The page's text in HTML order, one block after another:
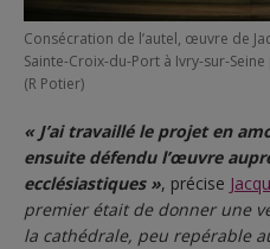
Consécration de l’autel, œuvre de
Sainte-Croix-du-Port à Ivry-sur-
(R Potier)
« J’ai travaillé le projet en
ensuite défendu l’œuvre
ecclésiastiques », précise
premier était de donner une
la cathédrale, peu repérable